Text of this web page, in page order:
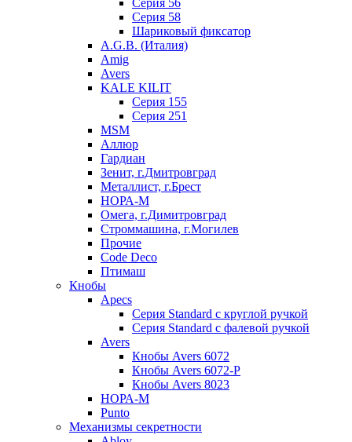
Серия 56
Серия 58
Шариковый фиксатор
A.G.B. (Италия)
Amig
Avers
KALE KILIT
Серия 155
Серия 251
MSM
Аллюр
Гардиан
Зенит, г.Дмитровград
Металлист, г.Брест
НОРА-М
Омега, г.Димитровград
Строммашина, г.Могилев
Прочие
Code Deco
Птимаш
Кнобы
Apecs
Серия Standard с круглой ручкой
Серия Standard с фалевой ручкой
Avers
Кнобы Avers 6072
Кнобы Avers 6072-P
Кнобы Avers 8023
НОРА-М
Punto
Механизмы секретности